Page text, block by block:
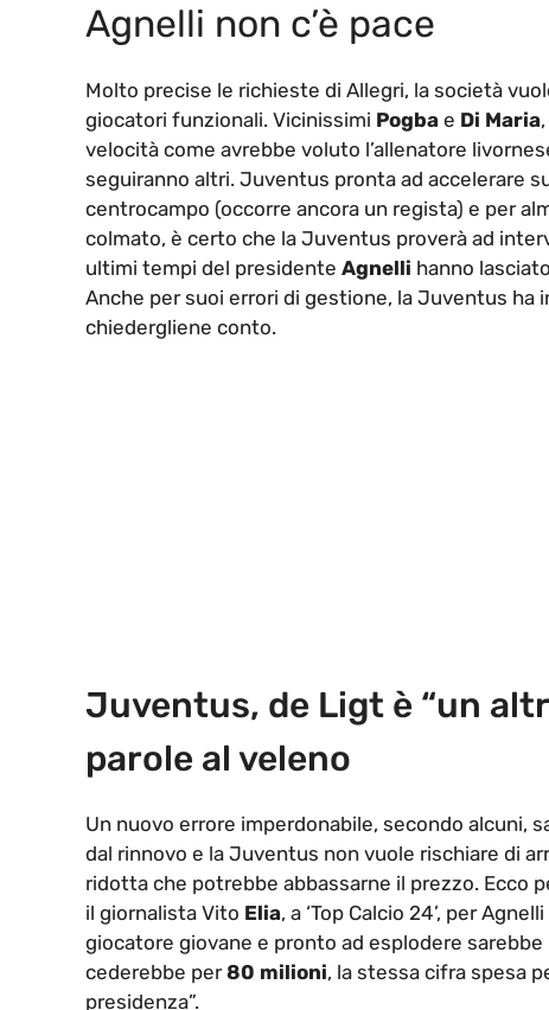
Agnelli non c’è pace
Molto precise le richieste di Allegri, la società
giocatori funzionali. Vicinissimi Pogba e Di Maria
velocità come avrebbe voluto l’allenatore
seguiranno altri. Juventus pronta ad accelerare
centrocampo (occorre ancora un regista) e per
colmato, è certo che la Juventus proverà ad
ultimi tempi del presidente Agnelli hanno
Anche per suoi errori di gestione, la Juventus ha
chiedergliene conto.
Juventus, de Ligt è “un
parole al veleno
Un nuovo errore imperdonabile, secondo alcuni,
dal rinnovo e la Juventus non vuole rischiare di
ridotta che potrebbe abbassarne il prezzo. Ecco
il giornalista Vito Elia, a ‘Top Calcio 24’, per
giocatore giovane e pronto ad esplodere
cederebbe per80 milioni, la stessa cifra spesa
presidenza”.